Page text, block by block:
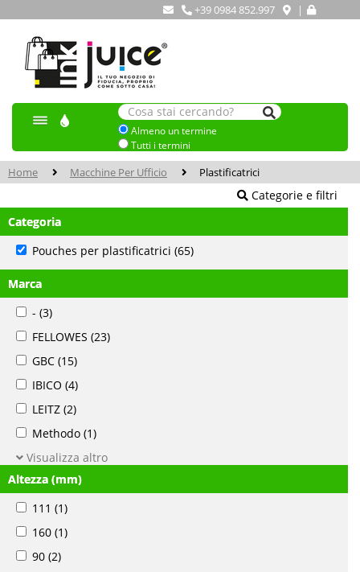
+39 0984 852.997 |
Almeno un termine
Tutti i termini
Home Macchine Per Ufficio Plastificatrici
Categorie e filtri
Categoria
Pouches per plastificatrici (65)
Marca
- (3)
FELLOWES (23)
GBC (15)
IBICO (4)
LEITZ (2)
Methodo (1)
Visualizza altro
Altezza (mm)
111 (1)
160 (1)
90 (2)